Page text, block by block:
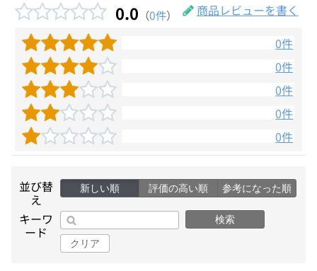
0.0 （0件）
商品レビューを書く
0件
0件
0件
0件
0件
並び替
え
新しい順 評価の高い順 参考になった順
キーワ
ード
検索
クリア